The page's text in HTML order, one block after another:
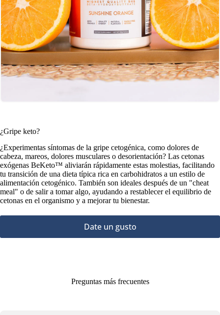
¿Gripe keto?
¿Experimentas síntomas de la gripe cetogénica, como dolores de
cabeza, mareos, dolores musculares o desorientación? Las cetonas
exógenas BeKeto™ aliviarán rápidamente estas molestias, facilitando
tu transición de una dieta típica rica en carbohidratos a un estilo de
alimentación cetogénico. También son ideales después de un "cheat
meal" o de salir a tomar algo, ayudando a restablecer el equilibrio de
cetonas en el organismo y a mejorar tu bienestar.
Date un gusto
Preguntas más frecuentes